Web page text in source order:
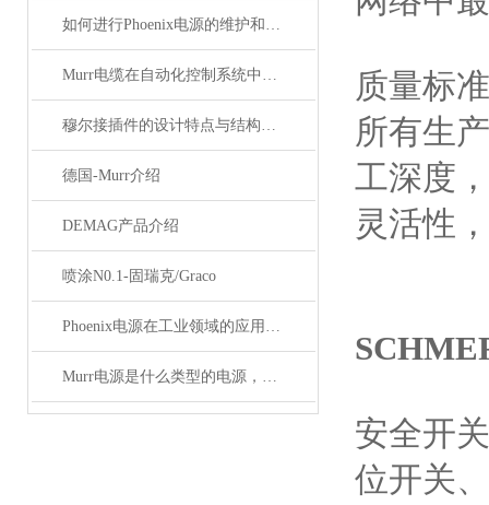
如何进行Phoenix电源的维护和保养？
Murr电缆在自动化控制系统中的应用
穆尔接插件的设计特点与结构优化
德国-Murr介绍
DEMAG产品介绍
喷涂N0.1-固瑞克/Graco
Phoenix电源在工业领域的应用与优势
Murr电源是什么类型的电源，主要用于哪些领域？
质量标
所有生
工深度
灵活性
安全开
位开关